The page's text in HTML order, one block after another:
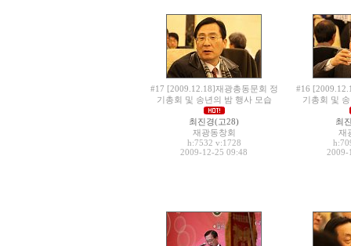
#17 [2009.12.18]재광총동문회 정
기총회 및 송년의 밤 행사 모습
최진경(고28)
재광동창회
h:7532 v:1728
2009-12-25 09:48
#16
기총회 및
최
재
2009-